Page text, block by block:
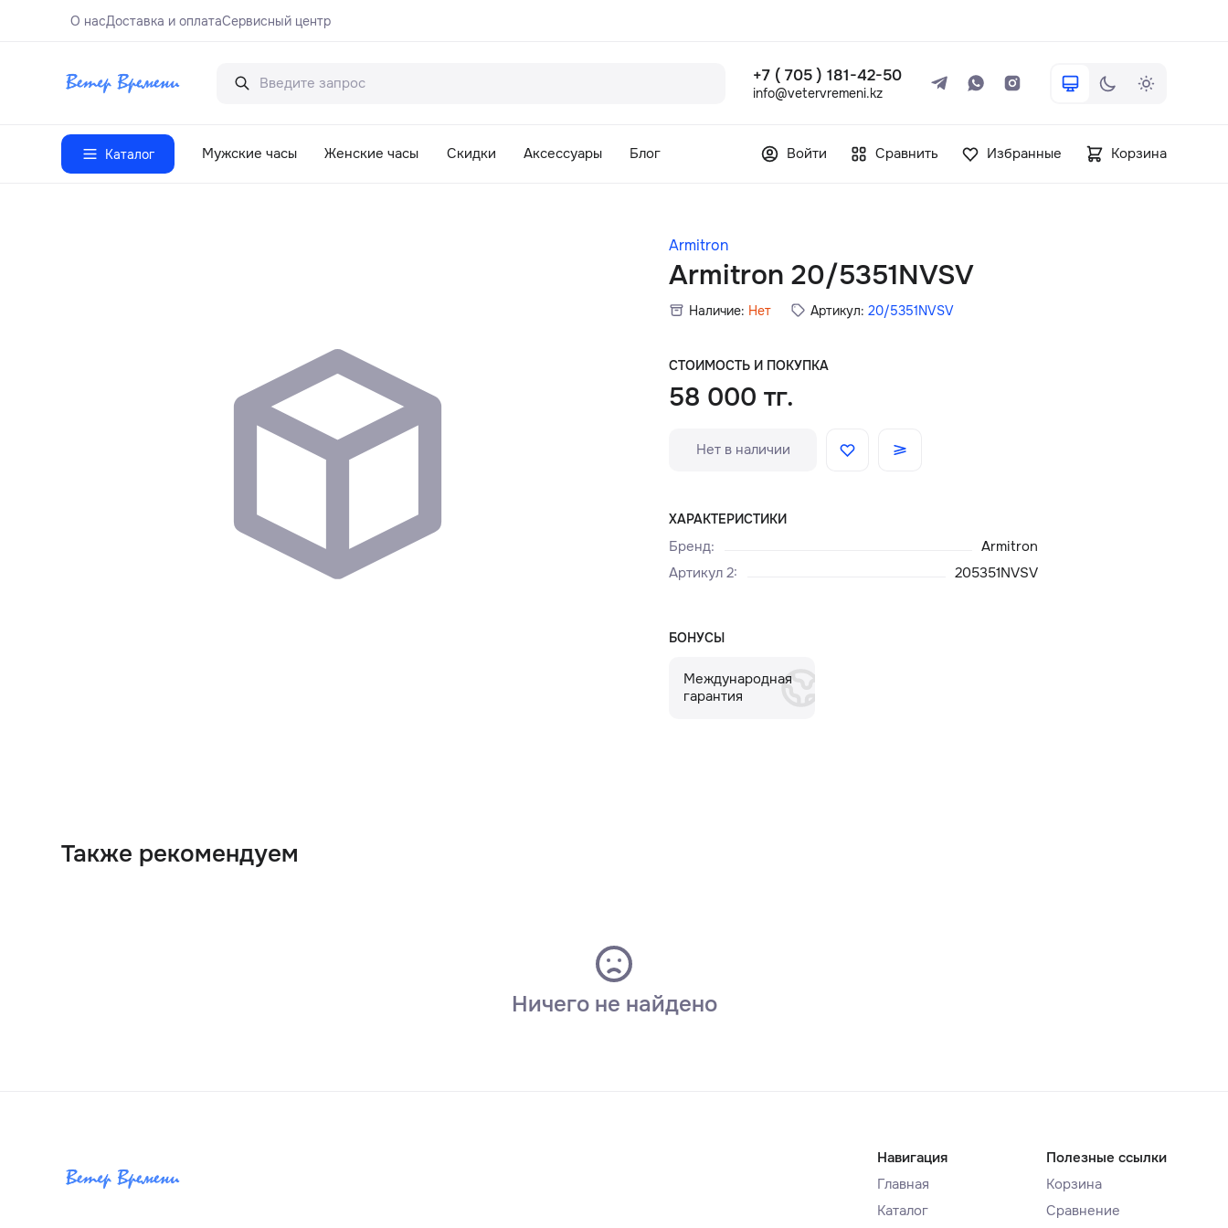
О насДоставка и оплатаСервисный центр
+7 ( 705 ) 181-42-50
info@vetervremeni.kz
Каталог Мужские часы Женские часы Скидки Аксессуары Блог Войти Сравнить Избранные Корзина
Armitron
Armitron 20/5351NVSV
Наличие: Нет Артикул: 20/5351NVSV
СТОИМОСТЬ И ПОКУПКА
58 000 тг.
Нет в наличии
ХАРАКТЕРИСТИКИ
Бренд:
Armitron
Артикул 2: 205351NVSV
БОНУСЫ
Международная
гарантия
Также рекомендуем
Ничего не найдено
Навигация
Главная
Каталог
Полезные ссылки
Корзина
Сравнение
+7 ( 705 ) 181-42-50
Каталог
Главная